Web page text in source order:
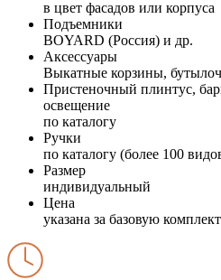
в цвет фасадов или корпуса
Подъемники
BOYARD (Россия) и др.
Аксессуары
Выкатные корзины,
Пристеночный плинтус,
освещение
по каталогу
Ручки
по каталогу (более 100
Размер
индивидуальный
Цена
указана за базовую